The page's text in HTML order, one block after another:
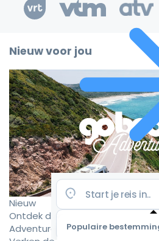
Populaire
Nieuw voor jou
Nieuw
Ontdek de mooiste
Adventures